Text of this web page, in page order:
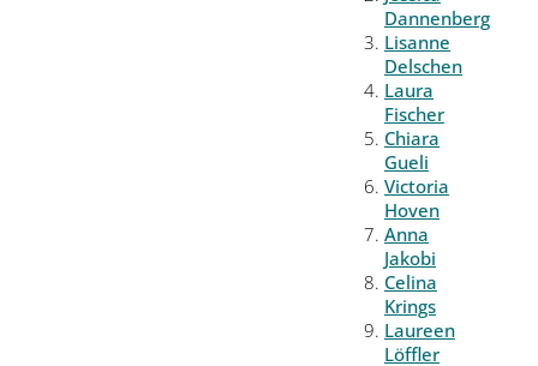
Dannenberg
Lisanne
Delschen
Laura
Fischer
Chiara
Gueli
Victoria
Hoven
Anna
Jakobi
Celina
Krings
Laureen
Löffler